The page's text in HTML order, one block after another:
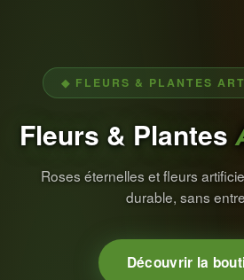
◆ FLEURS & PLANTES
Fleurs & Plantes
Roses éternelles et fleurs
durable, sans
Découvrir la